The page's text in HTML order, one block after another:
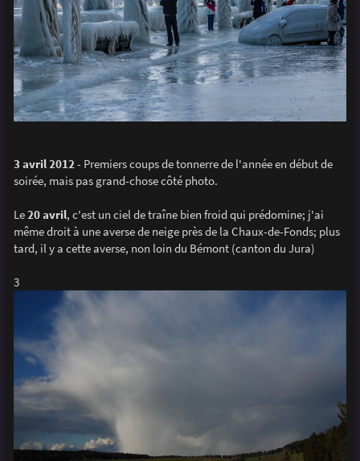
3 avril 2012 - Premiers coups de tonnerre de l'année en début de
soirée, mais pas grand-chose côté photo.
Le20 avril, c'est un ciel de traîne bien froid qui prédomine; j'ai
même droit à une averse de neige près de la Chaux-de-Fonds; plus
tard, il y a cette averse, non loin du Bémont (canton du Jura)
3